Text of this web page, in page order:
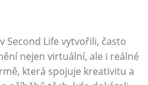
Second Life vytvořili, často
nejen virtuální, ale i reálné
která spojuje kreativitu a